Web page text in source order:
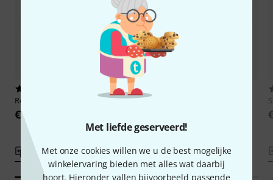
Met liefde geserveerd!
Met onze cookies willen we u de best mogelijke
winkelervaring bieden met alles wat daarbij
hoort. Hieronder vallen bijvoorbeeld passende
Rode
€ 50
Vergelijken
Elgato
€ 89
Vergelijken